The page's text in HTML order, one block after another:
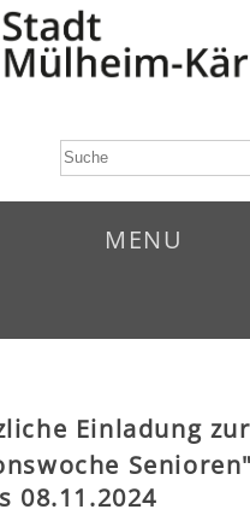
MENU
Einladung zur
08.11.2024